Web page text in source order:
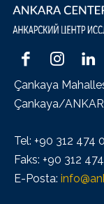
Çankaya
Çankaya/
Tel: +90 312 474
Faks: +90 312
E-Posta: